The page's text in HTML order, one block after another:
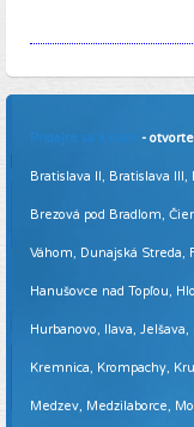
Pridajte sa k nám -
Bratislava II, Bratislava
Brezová pod Bradlom,
Váhom, Dunajská Streda,
Hanušovce nad Topľou,
Hurbanovo, Ilava,
Kremnica, Krompachy,
Medzev, Medzilaborce,